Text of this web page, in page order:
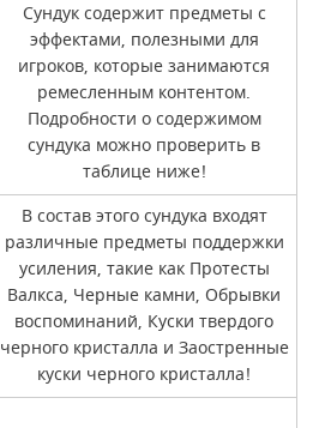
Сундук содержит предметы с
эффектами, полезными для
игроков, которые занимаются
ремесленным контентом.
Подробности о содержимом
сундука можно проверить в
таблице ниже!
В состав этого сундука входят
различные предметы поддержки
усиления, такие как Протесты
Валкса, Черные камни, Обрывки
воспоминаний, Куски твердого
черного кристалла и Заостренные
куски черного кристалла!